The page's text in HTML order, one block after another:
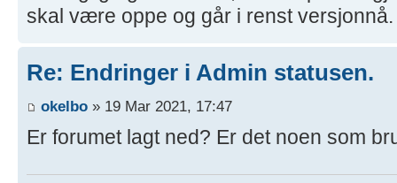
skal være oppe og går i renst versjonnå.
Re: Endringer i Admin statusen.
okelbo » 19 Mar 2021, 17:47
Er forumet lagt ned? Er det noen som